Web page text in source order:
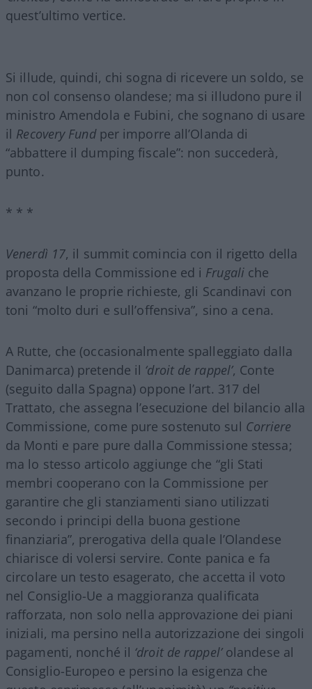
quest’ultimo vertice.
Si illude, quindi, chi sogna di ricevere un soldo, se
non col consenso olandese; ma si illudono pure il
ministro Amendola e Fubini, che sognano di usare
il Recovery Fundper imporre all’Olanda di
“abbattere il dumping fiscale”: non succederà,
punto.
* * *
Venerdì 17, il summit comincia con il rigetto della
proposta della Commissione ed i Frugaliche
avanzano le proprie richieste, gli Scandinavi con
toni “molto duri e sull’offensiva”, sino a cena.
A Rutte, che (occasionalmente spalleggiato dalla
Danimarca) pretende il ‘droit de rappel’, Conte
(seguito dalla Spagna) oppone l’art. 317 del
Trattato, che assegna l’esecuzione del bilancio alla
Commissione, come pure sostenuto sul Corriere
da Monti e pare pure dalla Commissione stessa;
ma lo stesso articolo aggiunge che “gli Stati
membri cooperano con la Commissione per
garantire che gli stanziamenti siano utilizzati
secondo i principi della buona gestione
finanziaria”, prerogativa della quale l’Olandese
chiarisce di volersi servire. Conte panica e fa
circolare un testo esagerato, che accetta il voto
nel Consiglio-Ue a maggioranza qualificata
rafforzata, non solo nella approvazione dei piani
iniziali, ma persino nella autorizzazione dei singoli
pagamenti, nonché il ‘droit de rappel’olandese al
Consiglio-Europeo e persino la esigenza che